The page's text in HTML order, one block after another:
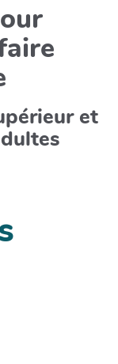
et